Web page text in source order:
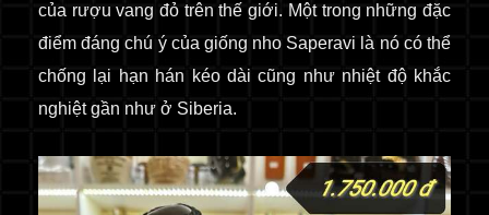
của rượu vang đỏ trên thế giới. Một trong những đặc
điểm đáng chú ý của giống nho Saperavi là nó có thể
chống lại hạn hán kéo dài cũng như nhiệt độ khắc
nghiệt gần như ở Siberia.